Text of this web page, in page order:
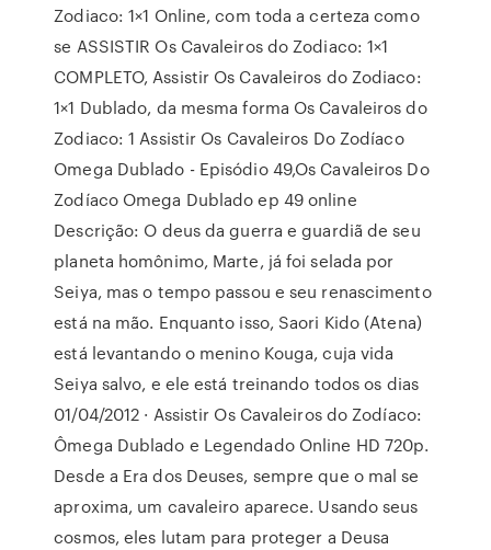
Zodiaco: 1×1 Online, com toda a certeza como
se ASSISTIR Os Cavaleiros do Zodiaco: 1×1
COMPLETO, Assistir Os Cavaleiros do Zodiaco:
1×1 Dublado, da mesma forma Os Cavaleiros do
Zodiaco: 1 Assistir Os Cavaleiros Do Zodíaco
Omega Dublado - Episódio 49,Os Cavaleiros Do
Zodíaco Omega Dublado ep 49 online
Descrição: O deus da guerra e guardiã de seu
planeta homônimo, Marte, já foi selada por
Seiya, mas o tempo passou e seu renascimento
está na mão. Enquanto isso, Saori Kido (Atena)
está levantando o menino Kouga, cuja vida
Seiya salvo, e ele está treinando todos os dias
01/04/2012 · Assistir Os Cavaleiros do Zodíaco:
Ômega Dublado e Legendado Online HD 720p.
Desde a Era dos Deuses, sempre que o mal se
aproxima, um cavaleiro aparece. Usando seus
cosmos, eles lutam para proteger a Deusa